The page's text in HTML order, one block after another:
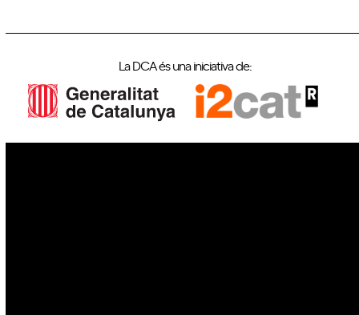
La DCA és una iniciativa de: